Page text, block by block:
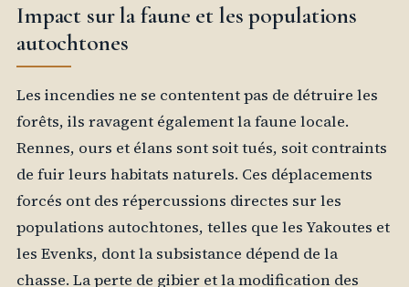
Impact sur la faune et les populations
autochtones
Les incendies ne se contentent pas de détruire les
forêts, ils ravagent également la faune locale.
Rennes, ours et élans sont soit tués, soit contraints
de fuir leurs habitats naturels. Ces déplacements
forcés ont des répercussions directes sur les
populations autochtones, telles que les Yakoutes et
les Evenks, dont la subsistance dépend de la
chasse. La perte de gibier et la modification des